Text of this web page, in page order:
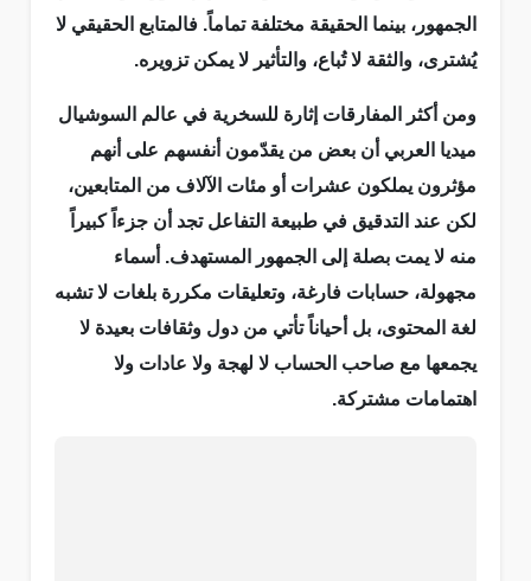
الجمهور، بينما الحقيقة مختلفة تماماً. فالمتابع الحقيقي لا
يُشترى، والثقة لا تُباع، والتأثير لا يمكن تزويره.
ومن أكثر المفارقات إثارة للسخرية في عالم السوشيال
ميديا العربي أن بعض من يقدّمون أنفسهم على أنهم
مؤثرون يملكون عشرات أو مئات الآلاف من المتابعين،
لكن عند التدقيق في طبيعة التفاعل تجد أن جزءاً كبيراً
منه لا يمت بصلة إلى الجمهور المستهدف. أسماء
مجهولة، حسابات فارغة، وتعليقات مكررة بلغات لا تشبه
لغة المحتوى، بل أحياناً تأتي من دول وثقافات بعيدة لا
يجمعها مع صاحب الحساب لا لهجة ولا عادات ولا
اهتمامات مشتركة.